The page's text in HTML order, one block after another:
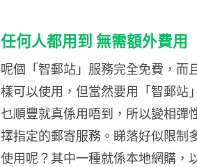
任何人都用到 無需額外費用
呢個「智郵站」服務完全免費，而
樣可以使用，但當然要用「智郵站
乜順豐就真係用唔到，所以變相彈
擇指定的郵寄服務。睇落好似限制
使用呢？其中一種就係本地網購，